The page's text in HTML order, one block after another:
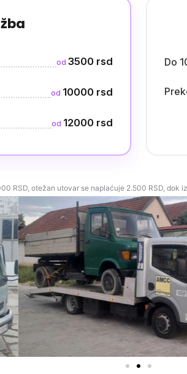
od 3500 rsd
od 10000 rsd
od 12000 rsd
Do
RSD, otežan utovar se naplaćuje 2.500 RSD,